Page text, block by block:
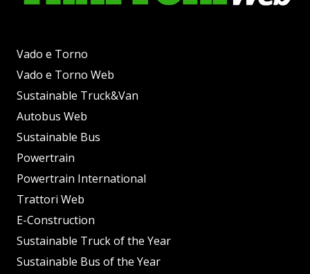
Vado e Torno
Vado e Torno Web
Sustainable Truck&Van
Autobus Web
Sustainable Bus
Powertrain
Powertrain International
Trattori Web
E-Construction
Sustainable Truck of the Year
Sustainable Bus of the Year